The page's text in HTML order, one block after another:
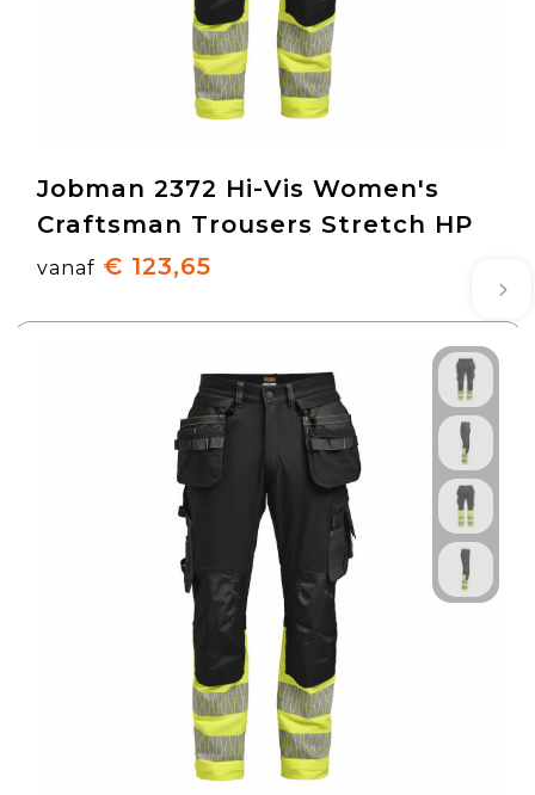
Jobman 2372 Hi-Vis Women's
Craftsman Trousers Stretch HP
vanaf € 123,65